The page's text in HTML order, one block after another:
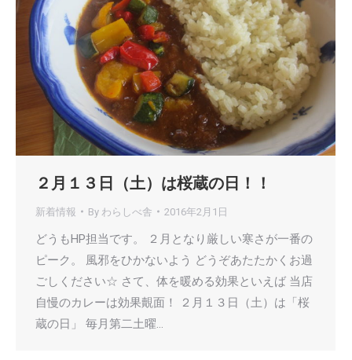
２月１３日（土）は桜蔵の日！！
新着情報 By わらしべ舎 2016年2月1日
どうもHP担当です。 ２月となり厳しい寒さが一番の
ピーク。 風邪をひかないよう どうぞあたたかくお過
ごしください☆ さて、体を暖める効果といえば 当店
自慢のカレーは効果覿面！ ２月１３日（土）は「桜
蔵の日」 毎月第二土曜…